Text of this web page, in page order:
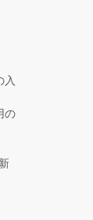
入
の